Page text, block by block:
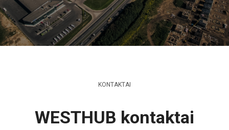
KONTAKTAI
WESTHUB kontaktai